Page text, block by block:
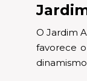
O Jardim
favorece